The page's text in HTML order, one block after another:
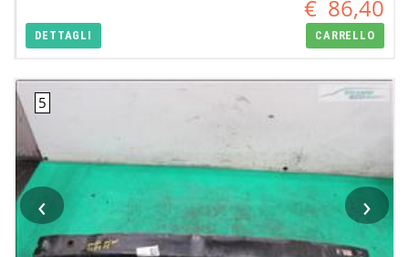
€ 86,40
DETTAGLI CARRELLO
‹ ›